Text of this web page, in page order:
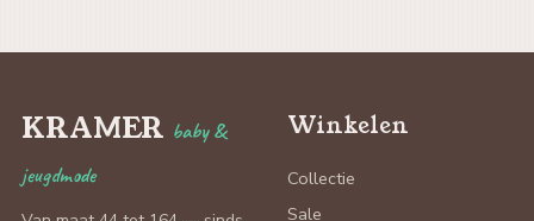
KRAMER baby &
jeugdmode
Winkelen
Collectie
Sale